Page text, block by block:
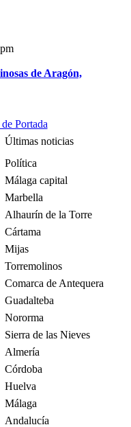
de Aragón,
Portada
Últimas noticias
Política
Málaga capital
Marbella
Alhaurín de la Torre
Cártama
Mijas
Torremolinos
Comarca de Antequera
Guadalteba
Nororma
Sierra de las Nieves
Almería
Córdoba
Huelva
Málaga
Andalucía